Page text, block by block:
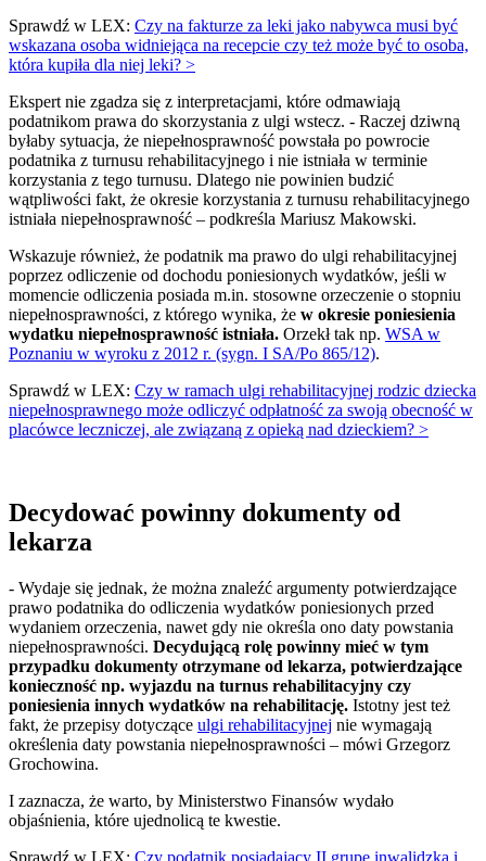
Sprawdź w LEX: Czy na fakturze za leki jako nabywca musi być
wskazana osoba widniejąca na recepcie czy też może być to osoba,
która kupiła dla niej leki? >
Ekspert nie zgadza się z interpretacjami, które odmawiają
podatnikom prawa do skorzystania z ulgi wstecz. - Raczej dziwną
byłaby sytuacja, że niepełnosprawność powstała po powrocie
podatnika z turnusu rehabilitacyjnego i nie istniała w terminie
korzystania z tego turnusu. Dlatego nie powinien budzić
wątpliwości fakt, że okresie korzystania z turnusu rehabilitacyjnego
istniała niepełnosprawność – podkreśla Mariusz Makowski.
Wskazuje również, że podatnik ma prawo do ulgi rehabilitacyjnej
poprzez odliczenie od dochodu poniesionych wydatków, jeśli w
momencie odliczenia posiada m.in. stosowne orzeczenie o stopniu
niepełnosprawności, z którego wynika, że w okresie poniesienia
wydatku niepełnosprawność istniała. Orzekł tak np. WSA w
Poznaniu w wyroku z 2012 r. (sygn. I SA/Po 865/12).
Sprawdź w LEX: Czy w ramach ulgi rehabilitacyjnej rodzic dziecka
niepełnosprawnego może odliczyć odpłatność za swoją obecność w
placówce leczniczej, ale związaną z opieką nad dzieckiem? >
Decydować powinny dokumenty od
lekarza
- Wydaje się jednak, że można znaleźć argumenty potwierdzające
prawo podatnika do odliczenia wydatków poniesionych przed
wydaniem orzeczenia, nawet gdy nie określa ono daty powstania
niepełnosprawności. Decydującą rolę powinny mieć w tym
przypadku dokumenty otrzymane od lekarza, potwierdzające
konieczność np. wyjazdu na turnus rehabilitacyjny czy
poniesienia innych wydatków na rehabilitację. Istotny jest też
fakt, że przepisy dotyczące ulgi rehabilitacyjnej nie wymagają
określenia daty powstania niepełnosprawności – mówi Grzegorz
Grochowina.
I zaznacza, że warto, by Ministerstwo Finansów wydało
objaśnienia, które ujednolicą te kwestie.
Sprawdź w LEX: Czy podatnik posiadający II grupę inwalidzką i